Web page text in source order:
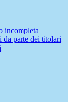
incompleta
da parte dei titolari